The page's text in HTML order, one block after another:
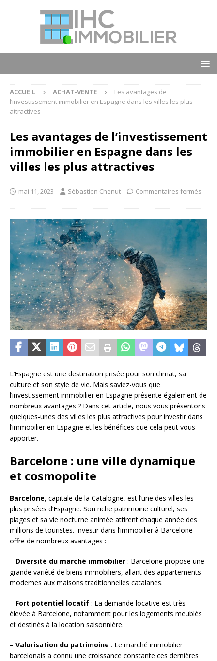
ACCUEIL ACHAT-VENTE
Les avantages de
l’investissement immobilier en Espagne dans les villes les plus
attractives
Les avantages de l’investissement
immobilier en Espagne dans les
villes les plus attractives
mai 11, 2023 Sébastien Chenut Commentaires fermés
L’Espagne est une destination prisée pour son climat, sa
culture et son style de vie. Mais saviez-vous que
l’investissement immobilier en Espagne présente également de
nombreux avantages ? Dans cet article, nous vous présentons
quelques-unes des villes les plus attractives pour investir dans
l’immobilier en Espagne et les bénéfices que cela peut vous
apporter.
Barcelone : une ville dynamique
et cosmopolite
Barcelone, capitale de la Catalogne, est l’une des villes les
plus prisées d’Espagne. Son riche patrimoine culturel, ses
plages et sa vie nocturne animée attirent chaque année des
millions de touristes. Investir dans l’immobilier à Barcelone
offre de nombreux avantages :
– Diversité du marché immobilier : Barcelone propose une
grande variété de biens immobiliers, allant des appartements
modernes aux maisons traditionnelles catalanes.
– Fort potentiel locatif : La demande locative est très
élevée à Barcelone, notamment pour les logements meublés
et destinés à la location saisonnière.
– Valorisation du patrimoine : Le marché immobilier
barcelonais a connu une croissance constante ces dernières